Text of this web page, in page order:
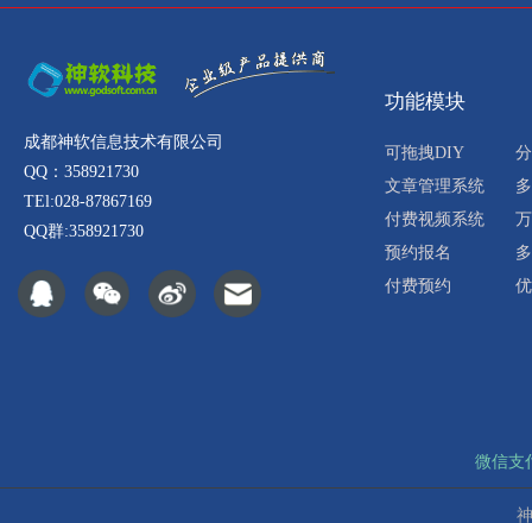
成都神软信息技术有限公司
QQ：358921730
TEl:028-87867169
QQ群:358921730
功能模块
可拖拽DIY
文章管理系统
付费视频系统
预约报名
付费预约
微信支